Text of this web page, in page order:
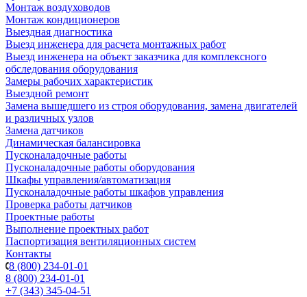
Монтаж воздуховодов
Монтаж кондиционеров
Выездная диагностика
Выезд инженера для расчета монтажных работ
Выезд инженера на объект заказчика для комплексного
обследования оборудования
Замеры рабочих характеристик
Выездной ремонт
Замена вышедшего из строя оборудования, замена двигателей
и различных узлов
Замена датчиков
Динамическая балансировка
Пусконаладочные работы
Пусконаладочные работы оборудования
Шкафы управления/автоматизация
Пусконаладочные работы шкафов управления
Проверка работы датчиков
Проектные работы
Выполнение проектных работ
Паспортизация вентиляционных систем
Контакты
8 (800) 234-01-01
8 (800) 234-01-01
+7 (343) 345-04-51